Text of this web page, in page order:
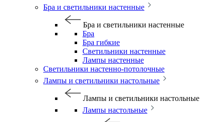
Бра и светильники настенные
Бра и светильники настенные
Бра
Бра гибкие
Светильники настенные
Лампы настенные
Светильники настенно-потолочные
Лампы и светильники настольные
Лампы и светильники настольные
Лампы настольные